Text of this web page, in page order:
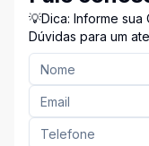
💡Dica: Informe sua
Dúvidas para um